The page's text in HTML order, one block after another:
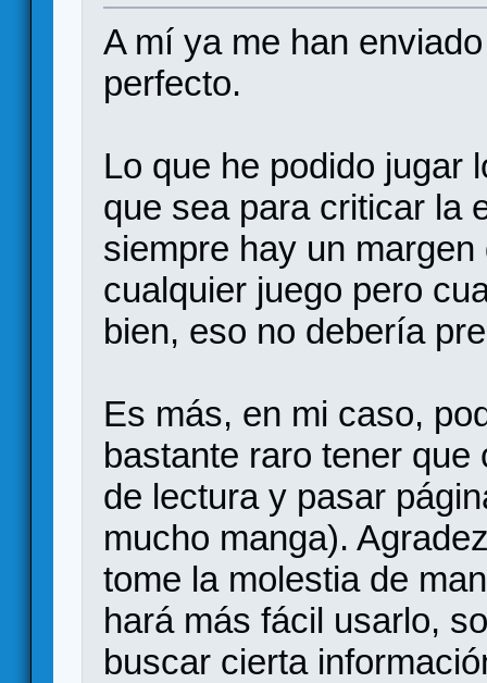
A mí ya me han
perfecto.
Lo que he podido jugar
que sea para criticar la
siempre hay un
cualquier juego pero
bien, eso no debería
Es más, en mi caso,
bastante raro tener
de lectura y pasar
mucho manga).
tome la molestia de
hará más fácil usarlo,
buscar cierta